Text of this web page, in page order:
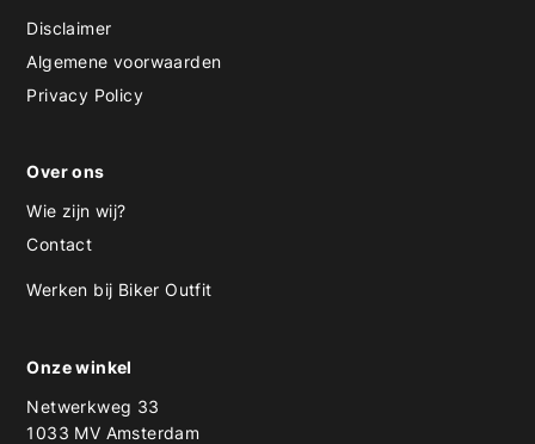
Disclaimer
Algemene voorwaarden
Privacy Policy
Over ons
Wie zijn wij?
Contact
Werken bij Biker Outfit
Onze winkel
Netwerkweg 33
1033 MV Amsterdam